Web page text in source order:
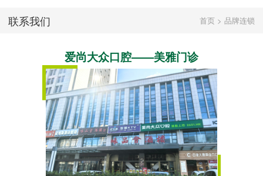
联系我们 首页> 品牌连锁
爱尚大众口腔——美雅门诊